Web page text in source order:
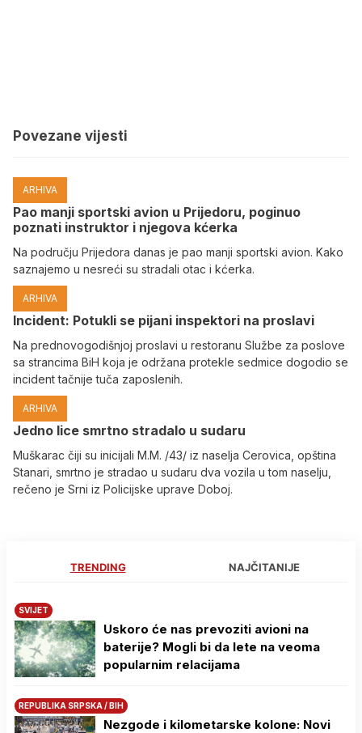
Povezane vijesti
ARHIVA
Pao manji sportski avion u Prijedoru, poginuo
poznati instruktor i njegova kćerka
Na području Prijedora danas je pao manji sportski avion. Kako
saznajemo u nesreći su stradali otac i kćerka.
ARHIVA
Incident: Potukli se pijani inspektori na proslavi
Na prednovogodišnjoj proslavi u restoranu Službe za poslove
sa strancima BiH koja je održana protekle sedmice dogodio se
incident tačnije tuča zaposlenih.
ARHIVA
Јedno lice smrtno stradalo u sudaru
Muškarac čiji su inicijali M.M. /43/ iz naselja Cerovica, opština
Stanari, smrtno je stradao u sudaru dva vozila u tom naselju,
rečeno je Srni iz Policijske uprave Doboj.
TRENDING NAJČITANIJE
SVIJET
Uskoro će nas prevoziti avioni na
baterije? Mogli bi da lete na veoma
popularnim relacijama
REPUBLIKA SRPSKA / BIH
Nezgode i kilometarske kolone: Novi